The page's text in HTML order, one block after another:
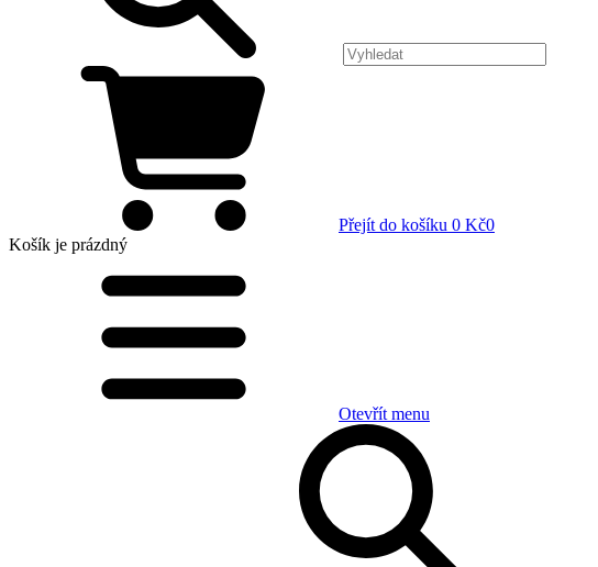
Přejít do košíku 0 Kč0
Košík je prázdný
Otevřít menu